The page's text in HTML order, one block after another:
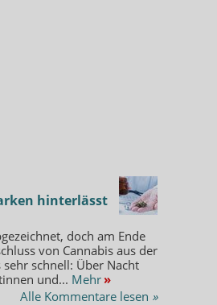
hinterlässt
doch am Ende
von Cannabis aus der
sehr schnell: Über Nacht
und... Mehr »
Alle Kommentare lesen »